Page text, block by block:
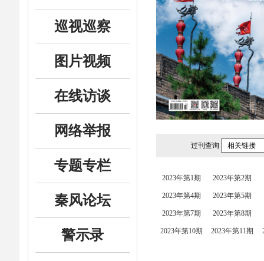
巡视巡察
图片视频
在线访谈
网络举报
专题专栏
秦风论坛
警示录
过刊查询 相关链接
2023年第1期 2023年第2期
2023年第4期 2023年第5期
2023年第7期 2023年第8期
2023年第10期 2023年第11期